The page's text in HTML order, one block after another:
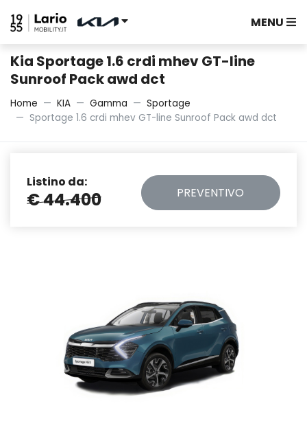
MENU
Kia Sportage 1.6 crdi mhev GT-line
Sunroof Pack awd dct
Home KIA Gamma
Sportage
Sportage 1.6 crdi mhev GT-line Sunroof Pack awd dct
Listino da:
€ 44.400 PREVENTIVO